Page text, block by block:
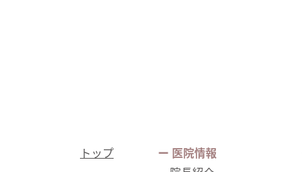
トップ
ー 医院情報